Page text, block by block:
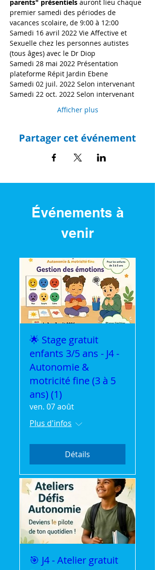
parents" présentiels auront lieu chaque
premier samedi des périodes de
vacances scolaire, de 9:00 à 12:00
Samedi 16 avril 2022 Vie Affective et
Sexuelle chez les personnes autistes
(tous âges) avec le Dr Diop
Samedi 28 mai 2022 Présentation
plateforme Répit Jardin Ebene
Samedi 02 juil. 2022 Selon intervenant
Samedi 22 oct. 2022 Selon intervenant
Afficher plus
Partager cet événement
Événements à
venir
🌟 Stage gratuit
enfants 3/5 ans - J4 -
Autonomie &
motricité fine (3 à 5
ans) (1)
ven. 07 août
Plus d'infos
Détails
🎯 J4 - Atelier gratuit